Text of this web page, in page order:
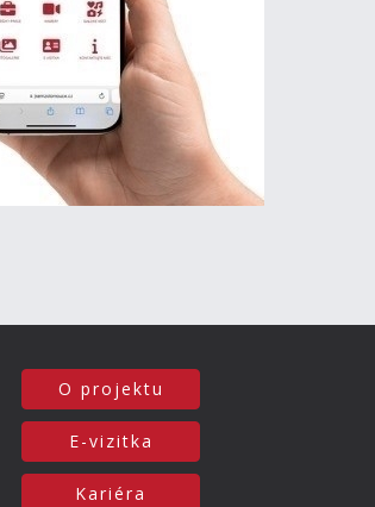
O projektu
E-vizitka
Kariéra